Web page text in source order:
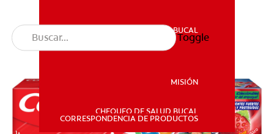
SALUD BUCAL
MISIÓN
SALUD BUCAL
MISIÓN
CHEQUEO DE SALUD BUCAL
CORRESPONDENCIA DE PRODUCTOS
Toggle